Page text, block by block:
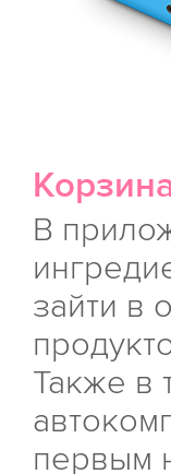
В
зайти в
Также в
первым